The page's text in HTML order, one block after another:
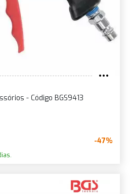
- Código BGS9413
-47%